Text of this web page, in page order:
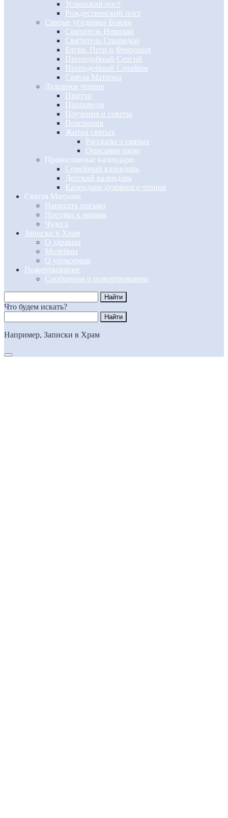
Успенский пост
Рождественский пост
Святые угодники Божии
Святитель Николай
Святитель Спиридон
Блгвв. Петр и Феврония
Преподобный Сергий
Преподобный Серафим
Святая Матрона
Духовное чтение
Притчи
Проповеди
Поучения и советы
Пояснения
Жития святых
Рассказы о святых
Описание икон
Православные календари
Семейный календарь
Детский календарь
Календарь духовного чтения
Святая Матрона
Написать письмо
Поездки к мощам
Чудеса
Записки в Храм
О здравии
Молебны
О упокоении
Пожертвование
Сообщение о пожертвовании
Что будем искать?
Например, Записки в Храм